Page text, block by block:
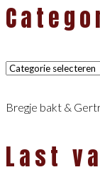
Categorieën
Bregje bakt &
Last